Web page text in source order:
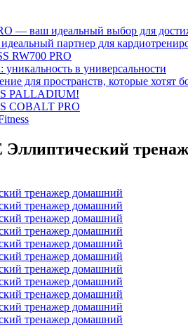
— ваш идеальный выбор для
партнер для
RW700 PRO
в универсальности
для пространств, которые хотят
PALLADIUM!
COBALT PRO
Эллиптический